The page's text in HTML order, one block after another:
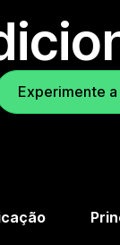
Experimente